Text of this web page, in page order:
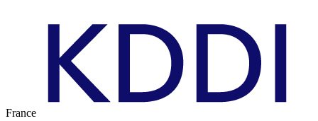
France